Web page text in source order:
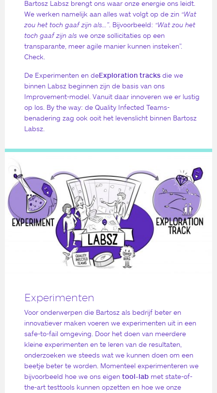
Bartosz Labsz brengt ons waar onze energie ons leidt.
We werken namelijk aan alles wat volgt op de zin “Wat
zou het toch gaaf zijn als…”. Bijvoorbeeld: “Wat zou het
toch gaaf zijn als we onze sollicitaties op een
transparante, meer agile manier kunnen insteken”.
Check.
De Experimenten en deExploration tracks die we
binnen Labsz beginnen zijn de basis van ons
Improvement-model. Vanuit daar innoveren we er lustig
op los. By the way: de Quality Infected Teams-
benadering zag ook ooit het levenslicht binnen Bartosz
Labsz.
Experimenten
Voor onderwerpen die Bartosz als bedrijf beter en
innovatiever maken voeren we experimenten uit in een
safe-to-fail omgeving. Door het doen van meerdere
kleine experimenten en te leren van de resultaten,
onderzoeken we steeds wat we kunnen doen om een
beetje beter te worden. Momenteel experimenteren we
bijvoorbeeld hoe we ons eigen tool-lab met state-of-
the-art testtools kunnen opzetten en hoe we onze